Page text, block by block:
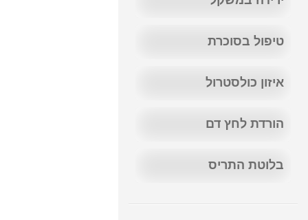
טיפול בסוכרת
איזון כולסטרול
הורדת לחץ דם
בלוטת התריס